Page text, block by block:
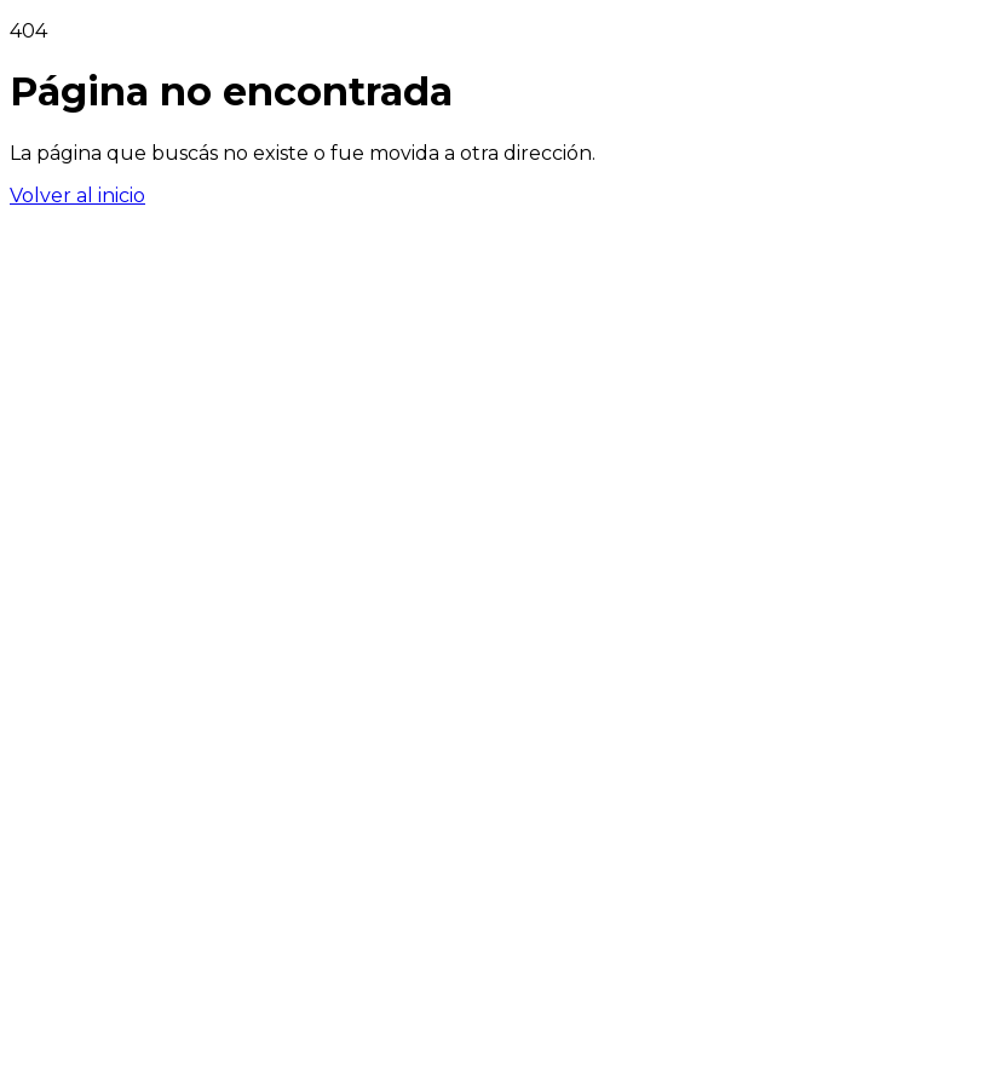
404
Página no encontrada
La página que buscás no existe o fue movida a otra dirección.
Volver al inicio